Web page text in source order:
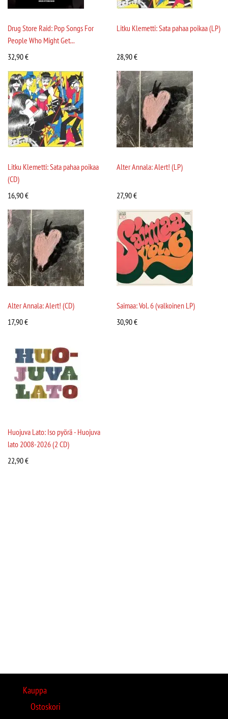
Drug Store Raid: Pop Songs For
People Who Might Get...
32,90€
Litku Klemetti: Sata pahaa poikaa (LP)
28,90€
Litku Klemetti: Sata pahaa poikaa
(CD)
16,90€
Alter Annala: Alert! (LP)
27,90€
Alter Annala: Alert! (CD)
17,90€
Saimaa: Vol. 6 (valkoinen LP)
30,90€
Huojuva Lato: Iso pyörä - Huojuva
lato 2008-2026 (2 CD)
22,90€
Kauppa
Ostoskori